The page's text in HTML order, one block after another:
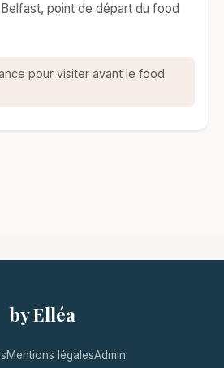
point de départ du food
pour visiter avant le food
by Elléa
Mentions légalesAdmin